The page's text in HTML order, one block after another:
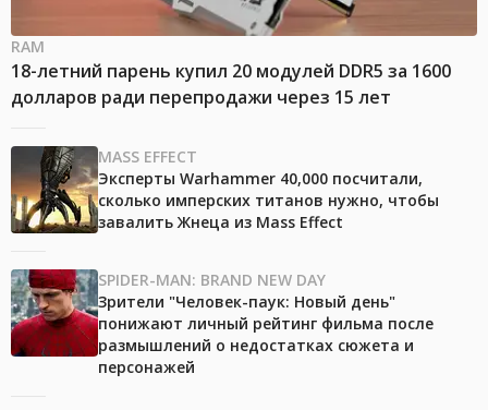
RAM
18-летний парень купил 20 модулей DDR5 за 1600
долларов ради перепродажи через 15 лет
MASS EFFECT
Эксперты Warhammer 40,000 посчитали,
сколько имперских титанов нужно, чтобы
завалить Жнеца из Mass Effect
SPIDER-MAN: BRAND NEW DAY
Зрители "Человек-паук: Новый день"
понижают личный рейтинг фильма после
размышлений о недостатках сюжета и
персонажей